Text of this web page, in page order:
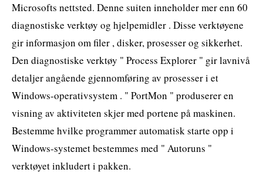
Microsofts nettsted. Denne suiten inneholder mer enn 60
diagnostiske verktøy og hjelpemidler . Disse verktøyene
gir informasjon om filer , disker, prosesser og sikkerhet.
Den diagnostiske verktøy " Process Explorer " gir lavnivå
detaljer angående gjennomføring av prosesser i et
Windows-operativsystem . " PortMon " produserer en
visning av aktiviteten skjer med portene på maskinen.
Bestemme hvilke programmer automatisk starte opp i
Windows-systemet bestemmes med " Autoruns "
verktøyet inkludert i pakken.